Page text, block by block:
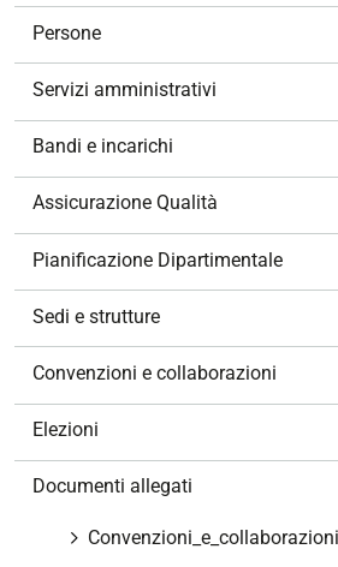
Persone
Servizi amministrativi
Bandi e incarichi
Assicurazione Qualità
Pianificazione Dipartimentale
Sedi e strutture
Convenzioni e collaborazioni
Elezioni
Documenti allegati